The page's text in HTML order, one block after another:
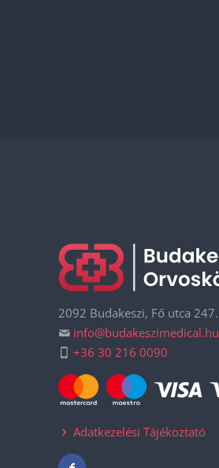
2092 Budakeszi, Fő utca 247.
info@budakeszimedical.hu
+36 30 216 0090
Adatkezelési Tájékoztató